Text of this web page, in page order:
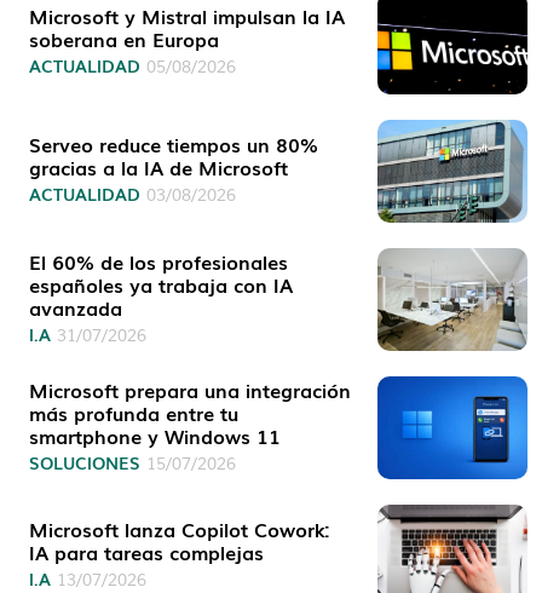
Microsoft y Mistral impulsan la IA
soberana en Europa
ACTUALIDAD 05/08/2026
Serveo reduce tiempos un 80%
gracias a la IA de Microsoft
ACTUALIDAD 03/08/2026
El 60% de los profesionales
españoles ya trabaja con IA
avanzada
I.A 31/07/2026
Microsoft prepara una integración
más profunda entre tu
smartphone y Windows 11
SOLUCIONES 15/07/2026
Microsoft lanza Copilot Cowork:
IA para tareas complejas
I.A 13/07/2026